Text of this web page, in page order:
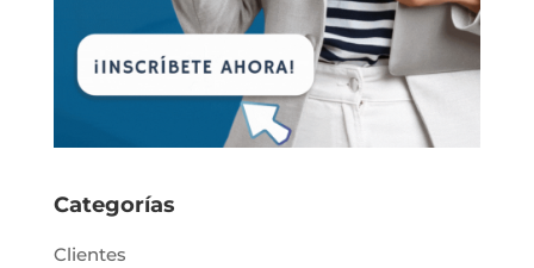
Categorías
Clientes